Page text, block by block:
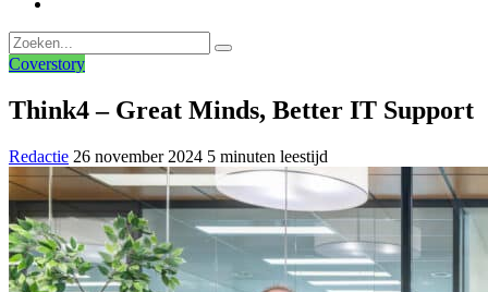
Coverstory
Think4 – Great Minds, Better IT Support
Redactie 26 november 2024 5 minuten leestijd